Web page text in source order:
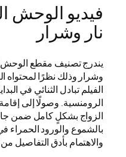
فيديو الوحش
نار وشرار
يندرج تصنيف مقطع الوحش
وشرار وذلك نظرًا
الفيلم تبادل الثنائي في
الرومنسية. وصولًا إلى
الزواج بشكلٍ كامل ضمن
بالشموع والورود
والاهتمام بأدق التفاصيل